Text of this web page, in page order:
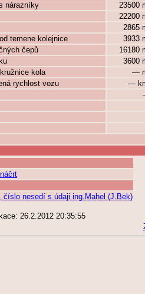
nárazníky
23500
22200
2865
temene kolejnice
3933
čepů
16180
3600
kola
—
rychlost vozu
—
číslo nesedí s údaji ing.Mahel (J.Bek)
26.2.2012 20:35:55